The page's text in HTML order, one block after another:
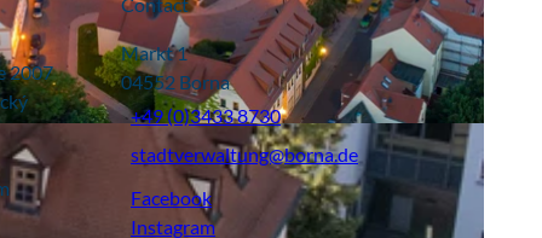
2007
Markt 1
04552 Borna
+49 (0)3433 8730
stadtverwaltung@borna.de
Facebook
Instagram